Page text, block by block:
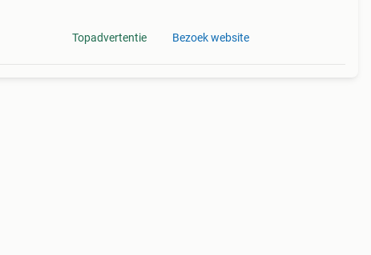
Topadvertentie Bezoek website